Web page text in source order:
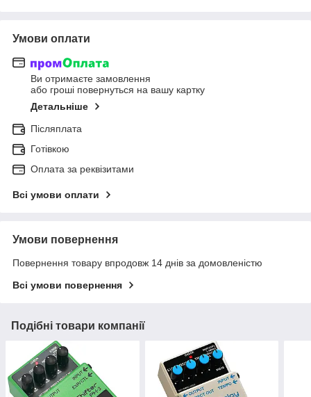
Умови оплати
Ви отримаєте замовлення
або гроші повернуться на вашу картку
Детальніше
Післяплата
Готівкою
Оплата за реквізитами
Всі умови оплати
Умови повернення
Повернення товару впродовж 14 днів за домовленістю
Всі умови повернення
Подібні товари компанії